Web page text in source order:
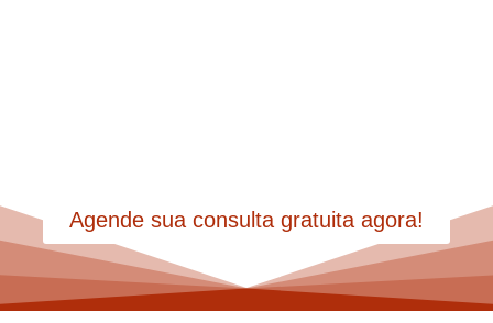
Agende sua consulta gratuita agora!